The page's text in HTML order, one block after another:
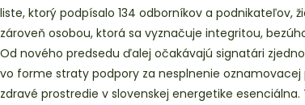
liste, ktorý podpísalo 134 odborníkov a podnikateľov,
zároveň osobou, ktorá sa vyznačuje integritou,
Od nového predsedu ďalej očakávajú signatári
vo forme straty podpory za nesplnenie oznamovacej
zdravé prostredie v slovenskej energetike